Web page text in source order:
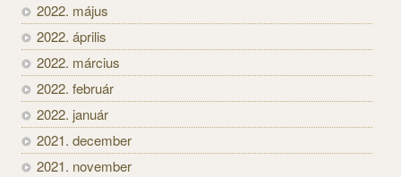
2022. május
2022. április
2022. március
2022. február
2022. január
2021. december
2021. november